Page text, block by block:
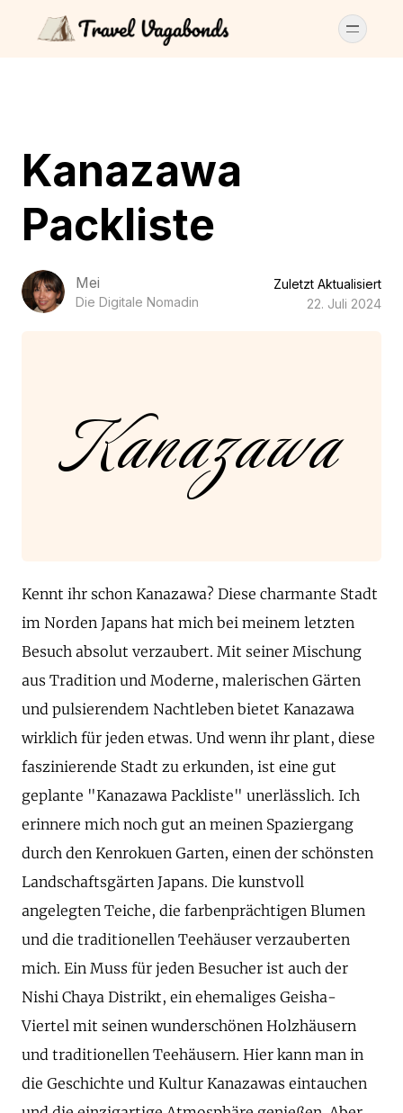
Kanazawa
Packliste
Mei
Die Digitale Nomadin
Zuletzt Aktualisiert
22. Juli 2024
Kanazawa
Kennt ihr schon Kanazawa? Diese charmante Stadt
im Norden Japans hat mich bei meinem letzten
Besuch absolut verzaubert. Mit seiner Mischung
aus Tradition und Moderne, malerischen Gärten
und pulsierendem Nachtleben bietet Kanazawa
wirklich für jeden etwas. Und wenn ihr plant, diese
faszinierende Stadt zu erkunden, ist eine gut
geplante "Kanazawa Packliste" unerlässlich. Ich
erinnere mich noch gut an meinen Spaziergang
durch den Kenrokuen Garten, einen der schönsten
Landschaftsgärten Japans. Die kunstvoll
angelegten Teiche, die farbenprächtigen Blumen
und die traditionellen Teehäuser verzauberten
mich. Ein Muss für jeden Besucher ist auch der
Nishi Chaya Distrikt, ein ehemaliges Geisha-
Viertel mit seinen wunderschönen Holzhäusern
und traditionellen Teehäusern. Hier kann man in
die Geschichte und Kultur Kanazawas eintauchen